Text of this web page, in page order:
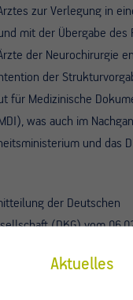
zur Verlegung in
mit der Übergabe des
der Neurochirurgie
der
für Medizinische
was auch im
und das
der Deutschen
(DKG) vom
Aktuelles